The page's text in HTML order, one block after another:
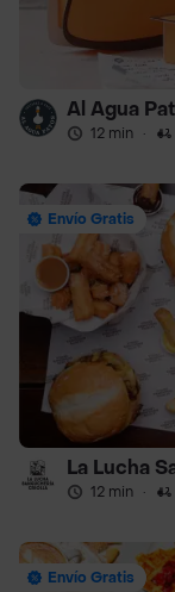
Al Agua
12 min ·
Envío Gratis
La Lucha
12 min ·
Envío Gratis